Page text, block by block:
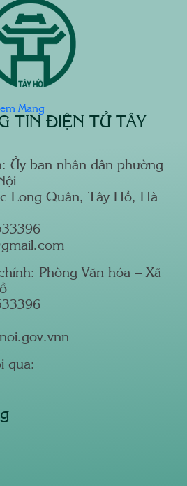
TIN ĐIỆN TỬ TÂY
Ủy ban nhân dân phường
Long Quân, Tây Hồ, Hà
Phòng Văn hóa – Xã
qua: